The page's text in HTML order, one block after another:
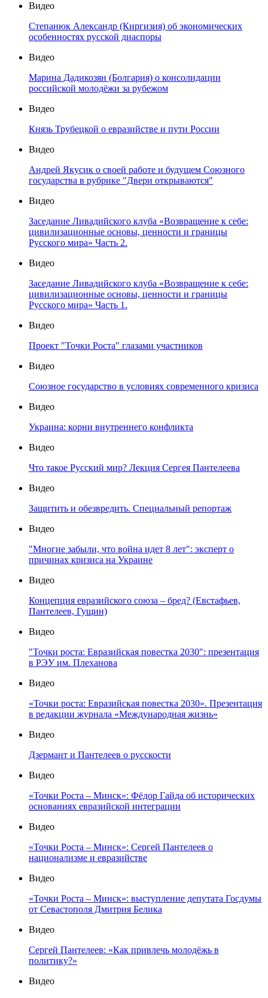
Видео
Степанюк Александр (Киргизия) об экономических
особенностях русской диаспоры
Видео
Марина Дадикозян (Болгария) о консолидации
российской молодёжи за рубежом
Видео
Князь Трубецкой о евразийстве и пути России
Видео
Андрей Якусик о своей работе и будущем Союзного
государства в рубрике "Двери открываются"
Видео
Заседание Ливадийского клуба «Возвращение к себе:
цивилизационные основы, ценности и границы
Русского мира» Часть 2.
Видео
Заседание Ливадийского клуба «Возвращение к себе:
цивилизационные основы, ценности и границы
Русского мира» Часть 1.
Видео
Проект "Точки Роста" глазами участников
Видео
Союзное государство в условиях современного кризиса
Видео
Украина: корни внутреннего конфликта
Видео
Что такое Русский мир? Лекция Сергея Пантелеева
Видео
Защитить и обезвредить. Специальный репортаж
Видео
"Многие забыли, что война идет 8 лет": эксперт о
причинах кризиса на Украине
Видео
Концепция евразийского союза – бред? (Евстафьев,
Пантелеев, Гущин)
Видео
"Точки роста: Евразийская повестка 2030": презентация
в РЭУ им. Плеханова
Видео
«Точки роста: Евразийская повестка 2030». Презентация
в редакции журнала «Международная жизнь»
Видео
Дзермант и Пантелеев о русскости
Видео
«Точки Роста – Минск»: Фёдор Гайда об исторических
основаниях евразийской интеграции
Видео
«Точки Роста – Минск»: Сергей Пантелеев о
национализме и евразийстве
Видео
«Точки Роста – Минск»: выступление депутата Госдумы
от Севастополя Дмитрия Белика
Видео
Сергей Пантелеев: «Как привлечь молодёжь в
политику?»
Видео